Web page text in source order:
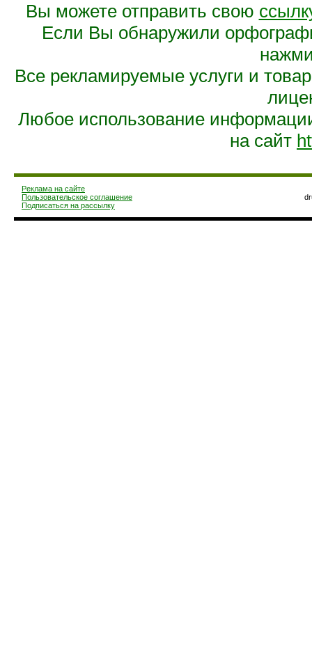
Вы можете отправить свою
Если Вы обнаружили
Все рекламируемые услуги и
Любое использование
на сайт
Реклама на сайте
Пользовательское соглашение
Подписаться на рассылку